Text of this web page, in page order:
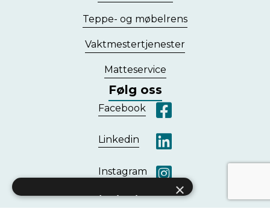
Teppe- og møbelrens
Vaktmester­tjenester
Matteservice
Følg oss
Besøk oss på facebook
Facebook
Besøk oss på LinkedIn
Linkedin
Instagram
×
Dette nettstedet bruker